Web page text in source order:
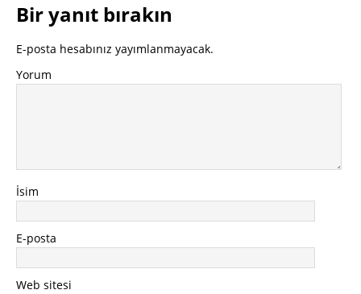
Bir yanıt bırakın
E-posta hesabınız yayımlanmayacak.
Yorum
İsim
E-posta
Web sitesi